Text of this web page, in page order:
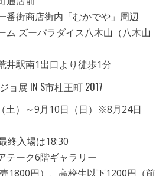
番街商店街内「むかでや」周辺
ム ズーパラダイス八木山（八木山
井駅南1出口より徒歩1分
ョ展 IN S市杜王町 2017
土）～9月10日（日）※8月24日
終入場は18:30
テーク6階ギャラリー
1800円）、高校生以下1200円（前